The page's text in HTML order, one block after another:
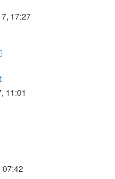
17:27
11:01
07:42